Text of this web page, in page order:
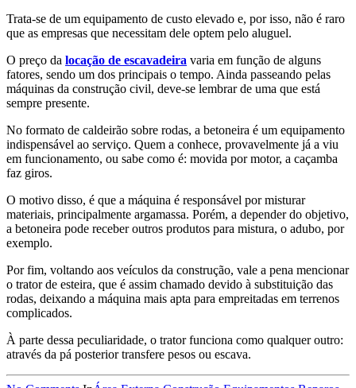
Trata-se de um equipamento de custo elevado e, por isso, não é raro
que as empresas que necessitam dele optem pelo aluguel.
O preço da locação de escavadeira varia em função de alguns
fatores, sendo um dos principais o tempo. Ainda passeando pelas
máquinas da construção civil, deve-se lembrar de uma que está
sempre presente.
No formato de caldeirão sobre rodas, a betoneira é um equipamento
indispensável ao serviço. Quem a conhece, provavelmente já a viu
em funcionamento, ou sabe como é: movida por motor, a caçamba
faz giros.
O motivo disso, é que a máquina é responsável por misturar
materiais, principalmente argamassa. Porém, a depender do objetivo,
a betoneira pode receber outros produtos para mistura, o adubo, por
exemplo.
Por fim, voltando aos veículos da construção, vale a pena mencionar
o trator de esteira, que é assim chamado devido à substituição das
rodas, deixando a máquina mais apta para empreitadas em terrenos
complicados.
À parte dessa peculiaridade, o trator funciona como qualquer outro:
através da pá posterior transfere pesos ou escava.